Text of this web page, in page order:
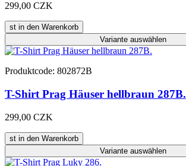
299,00 CZK
st in den Warenkorb
Variante auswählen
Produktcode: 802872B
T-Shirt Prag Häuser hellbraun 287B.
299,00 CZK
st in den Warenkorb
Variante auswählen